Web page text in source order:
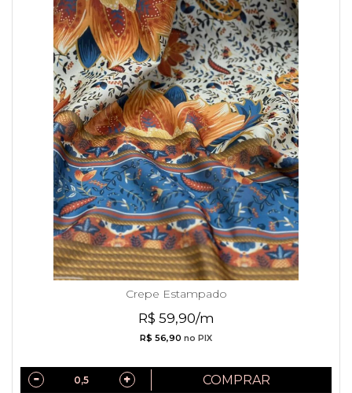
Crepe Estampado
R$ 59,90/m
R$ 56,90 no PIX
COMPRAR